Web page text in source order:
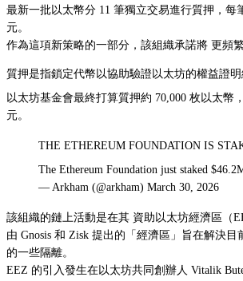
最新一批以太幣分 11 筆獨立交易進行質押 ，
元。
作為這項新策略的一部分，該組織承諾將 更頻
質押是指鎖定代幣以協助驗證以太坊的權益證
以太坊基金會最終打算質押約 70,000 枚以太
元。
THE ETHEREUM FOUNDATION IS
The Ethereum Foundation just staked
— Arkham (@arkham) March 30, 2026
該組織的鏈上活動是在其 資助以太坊經濟區 （
由 Gnosis 和 Zisk 提出的「經濟區」旨在解決目
的一些隔離。
EEZ 的引入發生在以太坊共同創辦人 Vitalik